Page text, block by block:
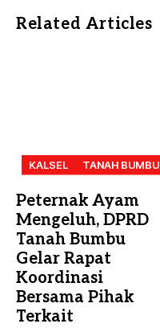
Related Articles
KALSEL TANAH BUMBU
Peternak Ayam
Mengeluh, DPRD
Tanah Bumbu
Gelar Rapat
Koordinasi
Bersama Pihak
Terkait